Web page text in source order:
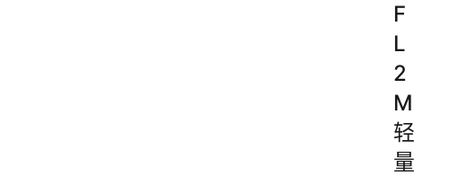
F
L
2
M
轻
量